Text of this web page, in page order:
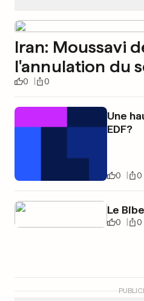
Iran: Moussavi
l'annulation du
0 0
Une
EDF?
0 0
Le
0 0